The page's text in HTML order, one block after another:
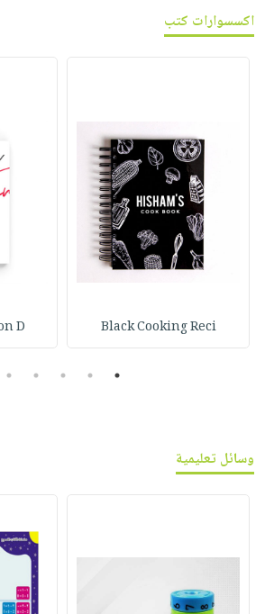
اكسسوارات كتب
Black Cooking Reci
D
1
2
3
4
5
وسائل تعليمية